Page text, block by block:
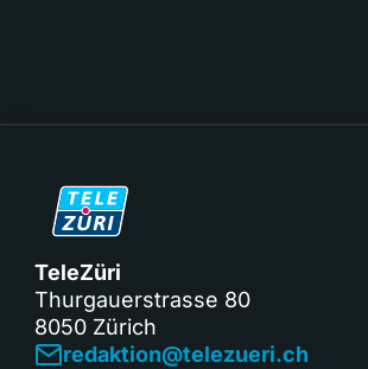
TeleZüri
Thurgauerstrasse 80
8050 Zürich
redaktion@telezueri.ch